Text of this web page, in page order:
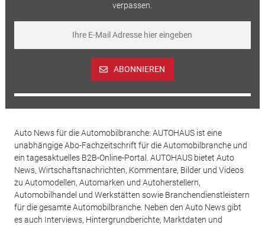
verpassen.
ABONNIEREN
Auto News für die Automobilbranche: AUTOHAUS ist eine
unabhängige Abo-Fachzeitschrift für die Automobilbranche und
ein tagesaktuelles B2B-Online-Portal. AUTOHAUS bietet Auto
News, Wirtschaftsnachrichten, Kommentare, Bilder und Videos
zu Automodellen, Automarken und Autoherstellern,
Automobilhandel und Werkstätten sowie Branchendienstleistern
für die gesamte Automobilbranche. Neben den Auto News gibt
es auch Interviews, Hintergrundberichte, Marktdaten und